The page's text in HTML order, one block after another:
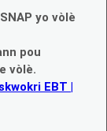
yo vòlè
pou
vòlè.
EBT |